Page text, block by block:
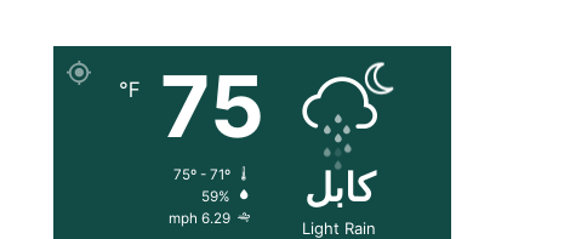
کابل
Light Rain
75
℉
59%
6.29 mph